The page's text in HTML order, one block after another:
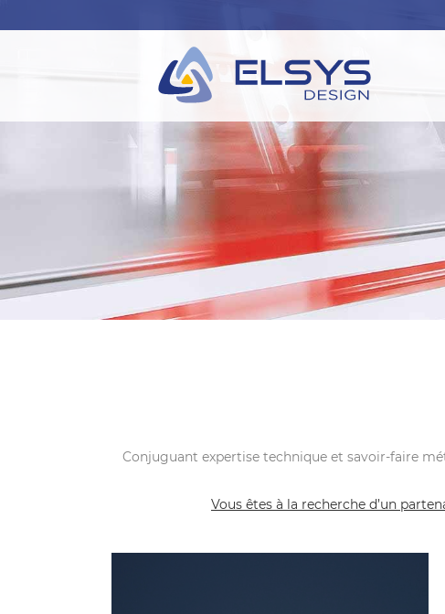
Conjuguant expertise technique et savoir-faire
Vous êtes à la recherche d’un